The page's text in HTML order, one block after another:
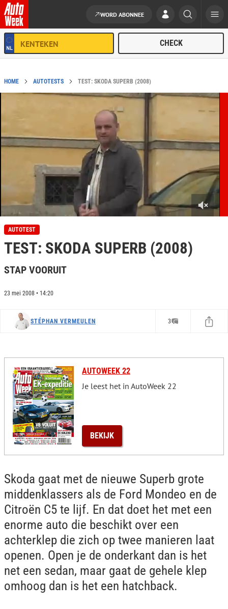
Ga naar de inhoud
WORD ABONNEE
HOME AUTOTESTS TEST: SKODA SUPERB (2008)
AUTOTEST
TEST: SKODA SUPERB (2008)
STAP VOORUIT
23 mei 2008 • 14:20
STÉPHAN VERMEULEN 3
AUTOWEEK 22
Je leest het in AutoWeek 22
BEKIJK
Skoda gaat met de nieuwe Superb grote
middenklassers als de Ford Mondeo en de
Citroën C5 te lijf. En dat doet het met een
enorme auto die beschikt over een
achterklep die zich op twee manieren laat
openen. Open je de onderkant dan is het
net een sedan, maar gaat de gehele klep
omhoog dan is het een hatchback.